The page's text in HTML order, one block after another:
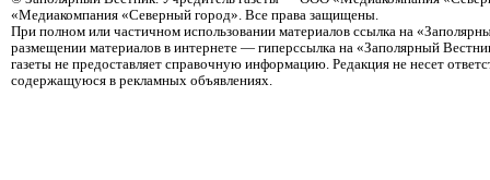
«Медиакомпания «Северный город». Все права защищены.
При полном или частичном использовании материалов ссылка на
размещении материалов в интернете — гиперссылка на «Заполярный
газеты не предоставляет справочную информацию. Редакция не несет
содержащуюся в рекламных объявлениях.